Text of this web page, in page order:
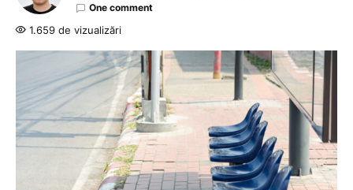
One comment
1.659 de vizualizări